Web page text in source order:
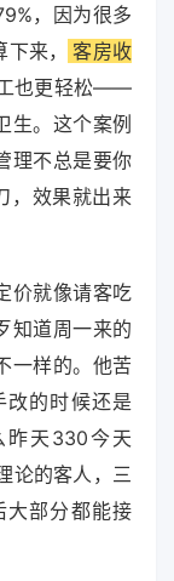
，因为很多
来，
客房收
也更轻松——
生。这个案例
理不总是要你
，效果就出来
价就像请客吃
知道周一来的
一样的。他苦
的时候还是
昨天330今天
论的客人，三
大部分都能接